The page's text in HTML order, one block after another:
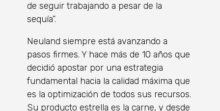
de seguir trabajando a pesar de la
sequía”.
Neuland siempre está avanzando a
pasos firmes. Y hace más de 10 años que
decidió apostar por una estrategia
fundamental hacia la calidad máxima que
es la optimización de todos sus recursos.
Su producto estrella es la carne, y desde